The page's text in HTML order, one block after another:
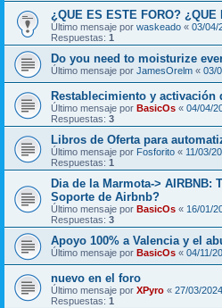
¿QUE ES ESTE FORO? ¿QUE
Último mensaje por waskeado « 03/04/
Respuestas: 1
Do you need to moisturize
Último mensaje por JamesOrelm « 03/
Restablecimiento y activación
Último mensaje por BasicOs « 04/04/
Respuestas: 3
Libros de Oferta para
Último mensaje por Fosforito « 11/03/
Respuestas: 1
Dia de la Marmota-> AIRBNB:
Soporte de Airbnb?
Último mensaje por BasicOs « 16/01/
Respuestas: 3
Apoyo 100% a Valencia y el
Último mensaje por BasicOs « 04/11/
nuevo en el foro
Último mensaje por XPyro « 27/03/
Respuestas: 1